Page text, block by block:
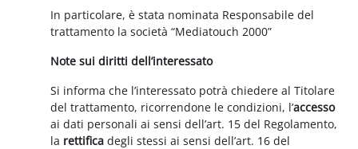
In particolare, è stata nominata Responsabile del
trattamento la società “Mediatouch 2000”
Note sui diritti dell’interessato
Si informa che l’interessato potrà chiedere al Titolare
del trattamento, ricorrendone le condizioni, l’accesso
ai dati personali ai sensi dell’art. 15 del Regolamento,
la rettificadegli stessi ai sensi dell’art. 16 del